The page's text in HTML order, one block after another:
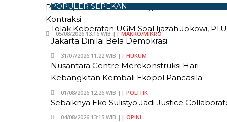
Persen, Sektor Pertambangan Alami
Kontraksi
05/08/2026 13:16 WIB ||MAKRO/MIKRO
POPULER SEPEKAN
Tolak Keberatan UGM Soal Ijazah Jokowi,
Jakarta Dinilai Bela Demokrasi
31/07/2026 11:22 WIB || HUKUM
Nusantara Centre Merekonstruksi Hari
Kebangkitan Kembali Ekopol Pancasila
01/08/2026 12:26 WIB || POLITIK
Sebaiknya Eko Sulistyo Jadi Justice
04/08/2026 13:15 WIB || OPINI